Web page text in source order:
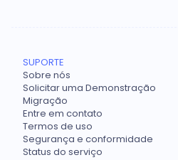
SUPORTE
Sobre nós
Solicitar uma Demonstração
Migração
Entre em contato
Termos de uso
Segurança e conformidade
Status do serviço